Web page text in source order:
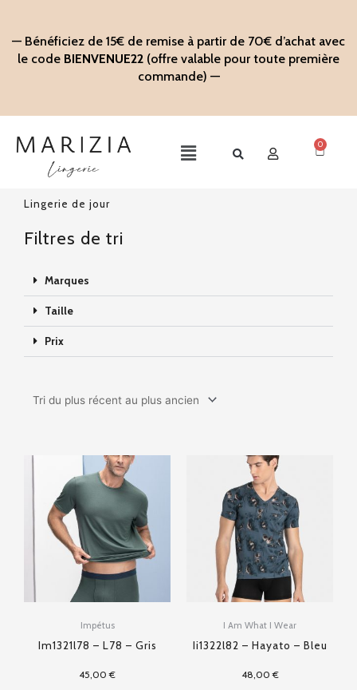
contenu
— Bénéficiez de 15€ de remise à partir de 70€ d’achat avec
le code BIENVENUE22 (offre valable pour toute première
commande) —
Main
0
Panier
Lingerie de jour
Filtres de tri
Marques
Taille
Prix
Impétus
Im1321l78 – L78 – Gris
45,00€
I Am What I Wear
Ii1322l82 – Hayato – Bleu
48,00€